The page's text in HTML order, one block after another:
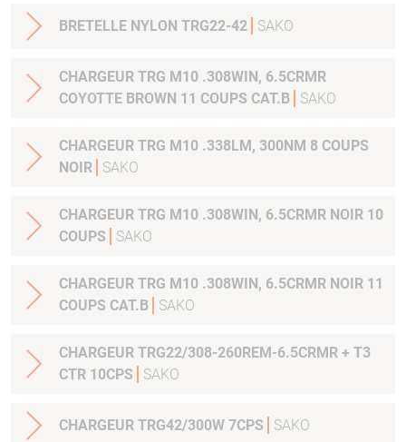
BRETELLE NYLON TRG22-42 SAKO
CHARGEUR TRG M10 .308WIN, 6.5CRMR
COYOTTE BROWN 11 COUPS CAT.B
SAKO
CHARGEUR TRG M10 .338LM, 300NM 8 COUPS
NOIR
SAKO
CHARGEUR TRG M10 .308WIN, 6.5CRMR NOIR 10
COUPS
SAKO
CHARGEUR TRG M10 .308WIN, 6.5CRMR NOIR 11
COUPS CAT.B
SAKO
CHARGEUR TRG22/308-260REM-6.5CRMR + T3
CTR 10CPS
SAKO
CHARGEUR TRG42/300W 7CPS SAKO